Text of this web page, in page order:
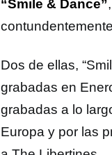
“Smile & Dance”
Dos de ellas,
grabadas en
grabadas a lo
Europa y por las